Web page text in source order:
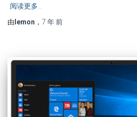
阅读更多…
由 lemon ， 7 年前